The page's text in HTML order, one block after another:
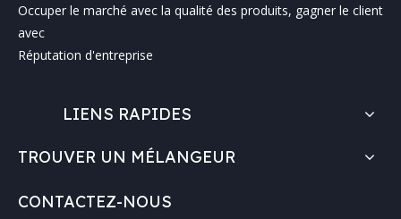
Occuper le marché avec la qualité des produits, gagner le client
avec
Réputation d'entreprise
LIENS RAPIDES
TROUVER UN MÉLANGEUR
CONTACTEZ-NOUS